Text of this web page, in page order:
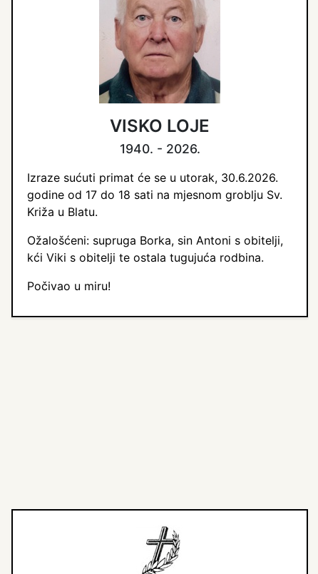
VISKO LOJE
1940. - 2026.
Izraze sućuti primat će se u utorak, 30.6.2026.
godine od 17 do 18 sati na mjesnom groblju Sv.
Križa u Blatu.
Ožalošćeni: supruga Borka, sin Antoni s obitelji,
kći Viki s obitelji te ostala tugujuća rodbina.
Počivao u miru!